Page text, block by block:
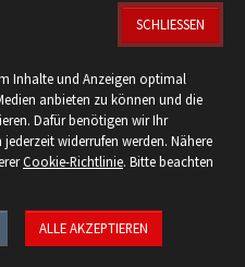
27018
anpassen
SCHLIESSEN
Inhalte und Anzeigen optimal
anbieten zu können und die
Dafür benötigen wir Ihr
widerrufen werden. Nähere
Cookie-Richtlinie. Bitte beachten
ALLE AKZEPTIEREN